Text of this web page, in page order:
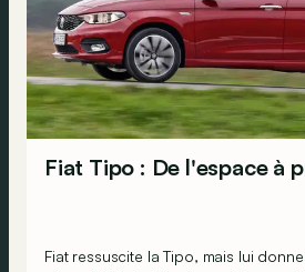
Fiat Tipo : De l'espace à
Fiat ressuscite la Tipo, mais lui